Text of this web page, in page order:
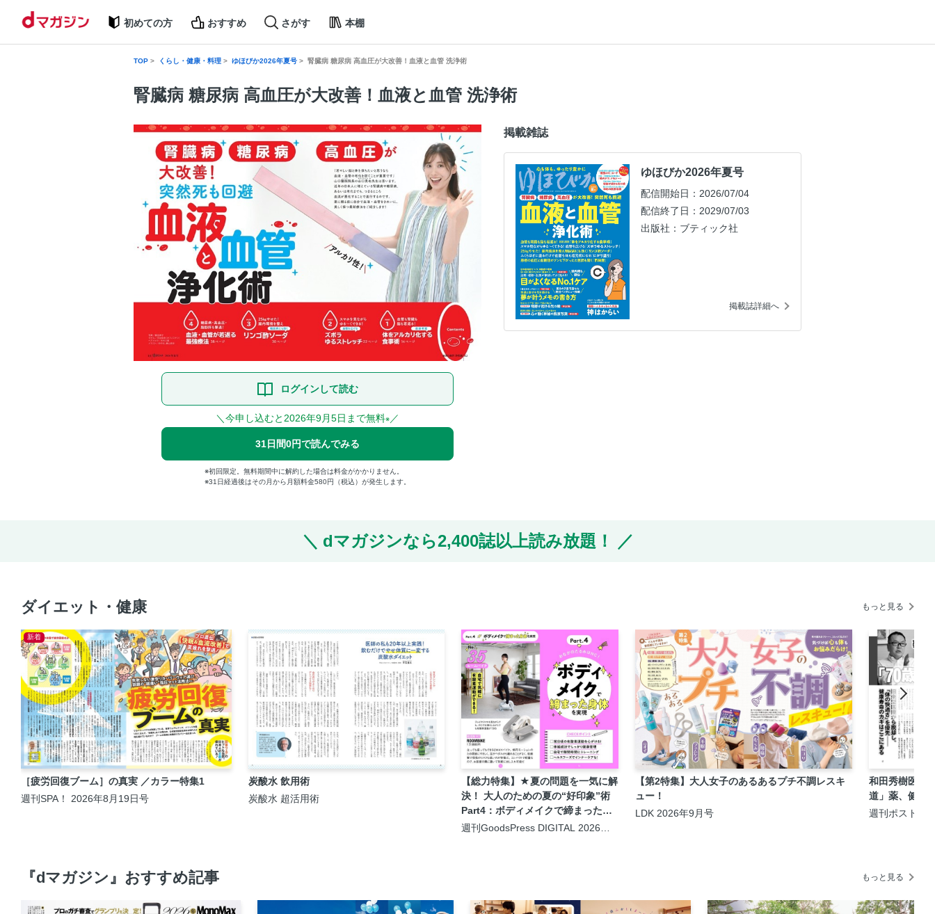
初めての方 おすすめ さがす 本棚
TOP くらし・健康・料理 ゆほびか2026年夏号 腎臓病 糖尿病 高血圧が大改善！血液と血管 洗浄術
腎臓病 糖尿病 高血圧が大改善！血液と血管 洗浄術
ログインして読む
＼今申し込むと2026年9月5日まで無料※ ／
31日間0円で読んでみる
初回限定。無料期間中に解約した場合は料金がかかりません。
31日経過後はその月から月額料金580円（税込）が発生します。
掲載雑誌
ゆほびか2026年夏号
配信開始日：2026/07/04
配信終了日：2029/07/03
出版社：ブティック社
掲載誌詳細へ
dマガジンなら2,400誌以上読み放題！
ダイエット・健康 もっと見る
新着
［疲労回復ブーム］の真実 ／カラー特集1
週刊SPA！ 2026年8月19日号
炭酸水 飲用術
炭酸水 超活用術
【総力特集】★夏の問題を一気に解
決！ 大人のための夏の“好印象”術
Part4：ボディメイクで締まった身
体を実現
週刊GoodsPress DIGITAL 2026年7
【第2特集】大人女子のあるあるプチ不調レスキ
ュー！
LDK 2026年9月号
和田秀樹医師
道」薬、健診
週刊ポスト
『dマガジン』おすすめ記事 もっと見る